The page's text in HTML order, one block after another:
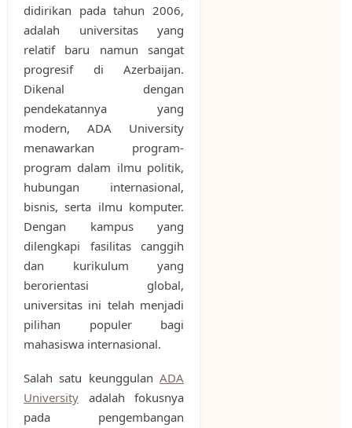
didirikan pada tahun 2006,
adalah universitas yang
relatif baru namun sangat
progresif di Azerbaijan.
Dikenal dengan
pendekatannya yang
modern, ADA University
menawarkan program-
program dalam ilmu politik,
hubungan internasional,
bisnis, serta ilmu komputer.
Dengan kampus yang
dilengkapi fasilitas canggih
dan kurikulum yang
berorientasi global,
universitas ini telah menjadi
pilihan populer bagi
mahasiswa internasional.
Salah satu keunggulanADA
Universityadalah fokusnya
pada pengembangan